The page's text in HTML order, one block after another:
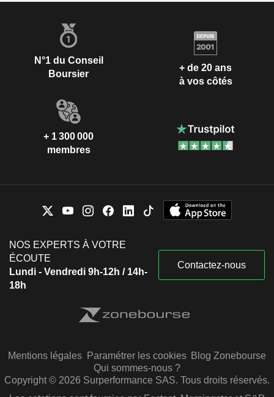
N°1 du Conseil
Boursier
+ de 20 ans
à vos côtés
+ 1 300 000
membres
NOS EXPERTS À VOTRE
ÉCOUTE
Lundi - Vendredi 9h-12h / 14h-
18h
Contactez-nous
Mentions légales Paramétrer les cookies Blog Zonebourse
Qui sommes-nous ?
Copyright © 2026 Surperformance SAS. Tous droits réservés.